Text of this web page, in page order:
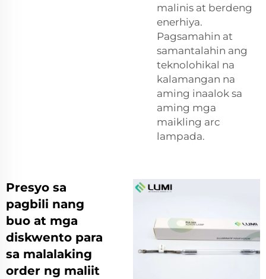
malinis at berdeng
enerhiya.
Pagsamahin at
samantalahin ang
teknolohikal na
kalamangan na
aming inaalok sa
aming mga
maikling arc
lampada.
Presyo sa
pagbili nang
buo at mga
diskwento para
sa malalaking
order ng maliit